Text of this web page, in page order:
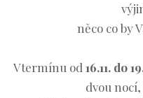
něco co by
Vtermínu od 16.11. do
dvou